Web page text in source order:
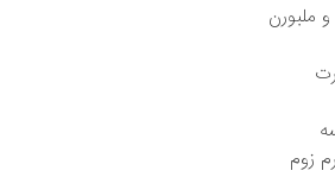
و ملبورن
زوم